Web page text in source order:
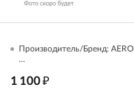
Производитель/Бренд: AERO
...
1 100₽